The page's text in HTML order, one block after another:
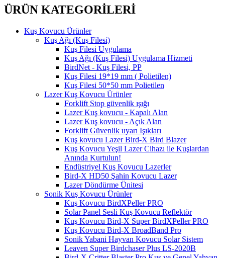
ÜRÜN KATEGORİLERİ
Kuş Kovucu Ürünler
Kuş Ağı (Kuş Filesi)
Kuş Filesi Uygulama
Kuş Ağı (Kuş Filesi) Uygulama Hizmeti
BirdNet - Kuş Filesi, PP
Kuş Filesi 19*19 mm ( Polietilen)
Kuş Filesi 50*50 mm Polietilen
Lazer Kuş Kovucu Ürünler
Forklift Stop güvenlik ışığı
Lazer Kuş kovucu - Kapalı Alan
Lazer Kuş kovucu - Açık Alan
Forklift Güvenlik uyarı Işıkları
Kuş kovucu Lazer Bird-X Bird Blazer
Kuş Kovucu Yeşil Lazer Cihazı ile Kuşlardan
Anında Kurtulun!
Endüstriyel Kuş Kovucu Lazerler
Bird-X HD50 Şahin Kovucu Lazer
Lazer Döndürme Ünitesi
Sonik Kuş Kovucu Ürünler
Kuş Kovucu BirdXPeller PRO
Solar Panel Sesli Kuş Kovucu Reflektör
Kuş Kovucu Bird-X Super BirdXPeller PRO
Kuş Kovucu Bird-X BroadBand Pro
Sonik Yabani Hayvan Kovucu Solar Sistem
Leaven Super Birdchaser Plus LS-2020B